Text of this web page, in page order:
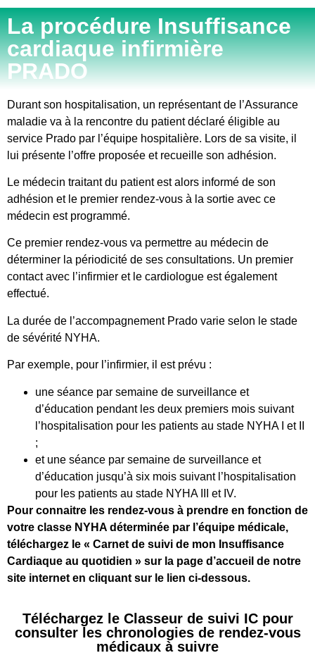
La procédure Insuffisance
cardiaque infirmière
PRADO
Durant son hospitalisation, un représentant de l’Assurance
maladie va à la rencontre du patient déclaré éligible au
service Prado par l’équipe hospitalière. Lors de sa visite, il
lui présente l’offre proposée et recueille son adhésion.
Le médecin traitant du patient est alors informé de son
adhésion et le premier rendez-vous à la sortie avec ce
médecin est programmé.
Ce premier rendez-vous va permettre au médecin de
déterminer la périodicité de ses consultations. Un premier
contact avec l’infirmier et le cardiologue est également
effectué.
La durée de l’accompagnement Prado varie selon le stade
de sévérité NYHA.
Par exemple, pour l’infirmier, il est prévu :
une séance par semaine de surveillance et
d’éducation pendant les deux premiers mois suivant
l’hospitalisation pour les patients au stade NYHA I et II
;
et une séance par semaine de surveillance et
d’éducation jusqu’à six mois suivant l’hospitalisation
pour les patients au stade NYHA III et IV.
Pour connaitre les rendez-vous à prendre en fonction de
votre classe NYHA déterminée par l’équipe médicale,
téléchargez le « Carnet de suivi de mon Insuffisance
Cardiaque au quotidien » sur la page d’accueil de notre
site internet en cliquant sur le lien ci-dessous.
Téléchargez le Classeur de suivi IC pour
consulter les chronologies de rendez-vous
médicaux à suivre